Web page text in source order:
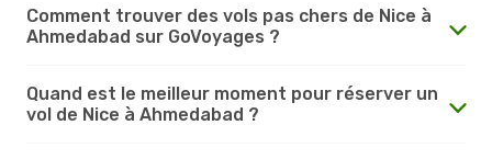
Comment trouver des vols pas chers de Nice à
Ahmedabad sur GoVoyages ?
Quand est le meilleur moment pour réserver un
vol de Nice à Ahmedabad ?